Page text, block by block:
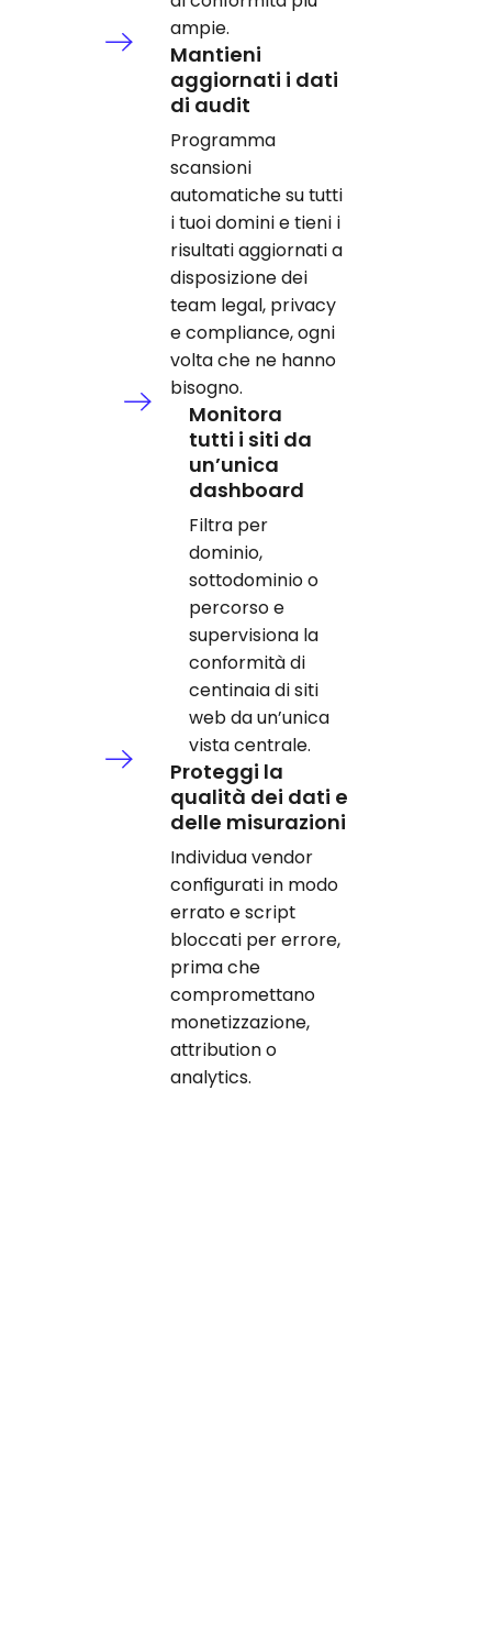
ampie.
Mantieni
aggiornati i dati
di audit
Programma
scansioni
automatiche su tutti
i tuoi domini e tieni i
risultati aggiornati a
disposizione dei
team legal, privacy
e compliance, ogni
volta che ne hanno
bisogno.
Monitora
tutti i siti da
un’unica
dashboard
Filtra per
dominio,
sottodominio o
percorso e
supervisiona la
conformità di
centinaia di siti
web da un’unica
vista centrale.
Proteggi la
qualità dei dati e
delle misurazioni
Individua vendor
configurati in modo
errato e script
bloccati per errore,
prima che
compromettano
monetizzazione,
attribution o
analytics.